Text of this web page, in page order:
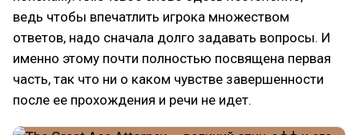
ведь чтобы впечатлить игрока множеством
ответов, надо сначала долго задавать вопросы. И
именно этому почти полностью посвящена первая
часть, так что ни о каком чувстве завершенности
после ее прохождения и речи не идет.